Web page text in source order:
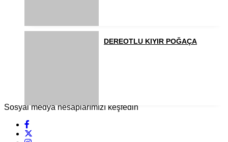
DEREOTLU KIYIR POĞAÇA
Sosyal medya hesaplarımızı keşfedin